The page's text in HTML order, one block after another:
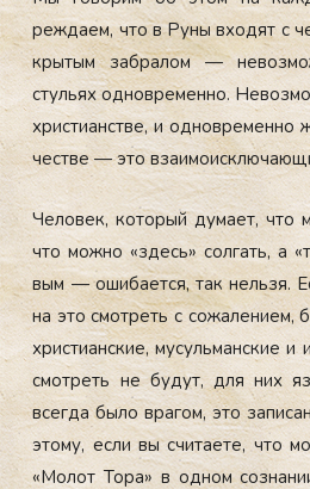
режда­ем, что в Ру­ны вхо­дят с
кры­тым заб­ра­лом —
стуль­ях од­новре­мен­но.
хрис­ти­анс­тве, и од­новре­мен­но
чес­тве — это
Че­ловек, ко­торый ду­ма­ет, что
что мож­но «здесь» сол­гать, а
вым — оши­ба­ет­ся, так нель­зя.
на это смот­реть с со­жале­ни­ем,
хрис­ти­ан­ские, му­суль­ман­ские и
смот­реть не бу­дут, для них
всег­да бы­ло вра­гом, это
это­му, ес­ли вы счи­та­ете, что
«Мо­лот То­ра» в од­ном